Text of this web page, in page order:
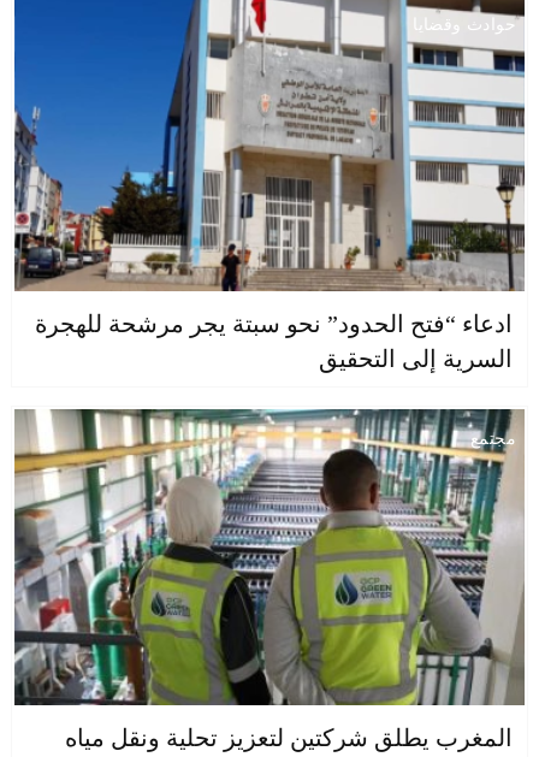
حوادث وقضايا
ادعاء “فتح الحدود” نحو سبتة يجر مرشحة للهجرة
السرية إلى التحقيق
مجتمع
المغرب يطلق شركتين لتعزيز تحلية ونقل مياه